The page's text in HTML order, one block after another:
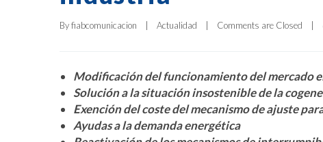
By fiabcomunicacion Actualidad Comments are Closed
Modificación del funcionamiento del mercado
Solución a la situación insostenible de la
Exención del coste del mecanismo de ajuste
Ayudas a la demanda energética